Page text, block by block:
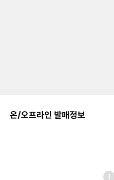
온/오프라인 발매정보